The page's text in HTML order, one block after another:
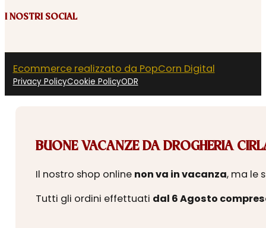
I NOSTRI SOCIAL
Ecommerce realizzato da PopCorn Digital
Privacy PolicyCookie PolicyODR
BUONE VACANZE DA DROGHERIA
Il nostro shop online non va in vacanza, ma le
Tutti gli ordini effettuati dal 6 Agosto